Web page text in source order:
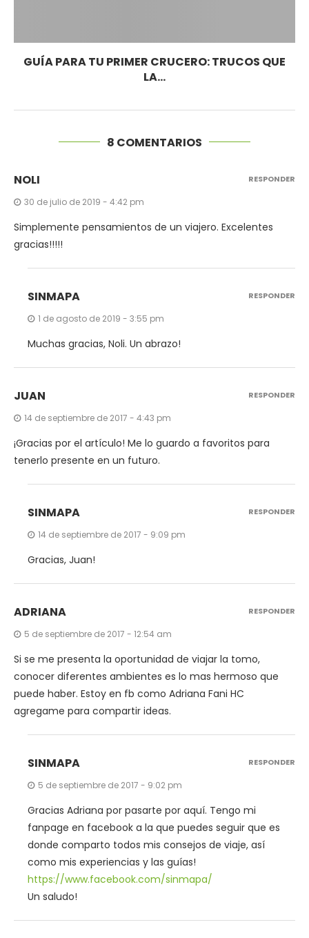
GUÍA PARA TU PRIMER CRUCERO: TRUCOS QUE
LA...
8 COMENTARIOS
NOLI
30 de julio de 2019 - 4:42 pm
Simplemente pensamientos de un viajero. Excelentes
gracias!!!!!
RESPONDER
SINMAPA
1 de agosto de 2019 - 3:55 pm
Muchas gracias, Noli. Un abrazo!
RESPONDER
JUAN
14 de septiembre de 2017 - 4:43 pm
¡Gracias por el artículo! Me lo guardo a favoritos para
tenerlo presente en un futuro.
RESPONDER
SINMAPA
14 de septiembre de 2017 - 9:09 pm
Gracias, Juan!
RESPONDER
ADRIANA
5 de septiembre de 2017 - 12:54 am
Si se me presenta la oportunidad de viajar la tomo,
conocer diferentes ambientes es lo mas hermoso que
puede haber. Estoy en fb como Adriana Fani HC
agregame para compartir ideas.
RESPONDER
SINMAPA
5 de septiembre de 2017 - 9:02 pm
Gracias Adriana por pasarte por aquí. Tengo mi
fanpage en facebook a la que puedes seguir que es
donde comparto todos mis consejos de viaje, así
como mis experiencias y las guías!
https://www.facebook.com/sinmapa/
Un saludo!
RESPONDER